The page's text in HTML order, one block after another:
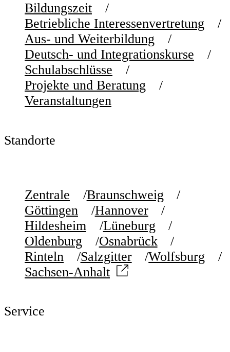
Bildungszeit
Betriebliche Interessenvertretung
Aus- und Weiterbildung
Deutsch- und Integrationskurse
Schulabschlüsse
Projekte und Beratung
Veranstaltungen
Standorte
Zentrale
Braunschweig
Göttingen
Hannover
Hildesheim
Lüneburg
Oldenburg
Osnabrück
Rinteln
Salzgitter
Wolfsburg
Sachsen-Anhalt
Service